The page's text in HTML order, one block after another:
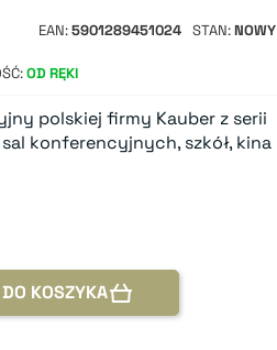
EAN 5901289451024 STAN NOWY
OD RĘKI
polskiej firmy Kauber z serii
konferencyjnych, szkół, kina
KOSZYKA